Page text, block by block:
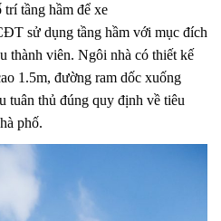
trí tầng hầm để xe
sử dụng tầng hầm với mục đích
thành viên. Ngôi nhà có thiết kế
1.5m, đường ram dốc xuống
tuân thủ đúng quy định về tiêu
phố.